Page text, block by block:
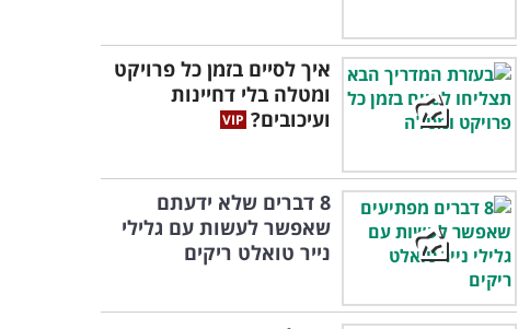
איך לסיים בזמן כל פרויקט
ומטלה בלי דחיינות
ועיכובים?
8 דברים שלא ידעתם
שאפשר לעשות עם גלילי
נייר טואלט ריקים